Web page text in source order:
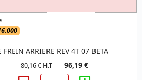
FREIN ARRIERE REV 4T 07 BETA
80,16 € H.T 96,19 €